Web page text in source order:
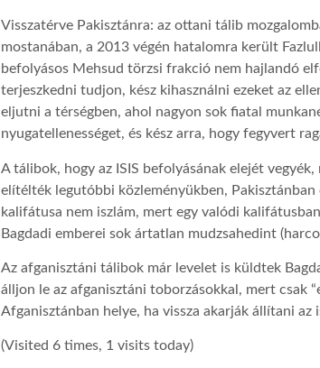
Visszatérve Pakisztánra: az ottani tálib
mostanában, a 2013 végén hatalomra került
befolyásos Mehsud törzsi frakció nem hajlandó
terjeszkedni tudjon, kész kihasználni ezeket az
eljutni a térségben, ahol nagyon sok fiatal
nyugatellenességet, és kész arra, hogy fegyvert
A tálibok, hogy az ISIS befolyásának elejét vegyék,
elítélték legutóbbi közleményükben, Pakisztánban
kalifátusa nem iszlám, mert egy valódi
Bagdadi emberei sok ártatlan mudzsahedint
Az afganisztáni tálibok már levelet is küldtek
álljon le az afganisztáni toborzásokkal, mert csak
Afganisztánban helye, ha vissza akarják állítani az
(Visited 6 times, 1 visits today)